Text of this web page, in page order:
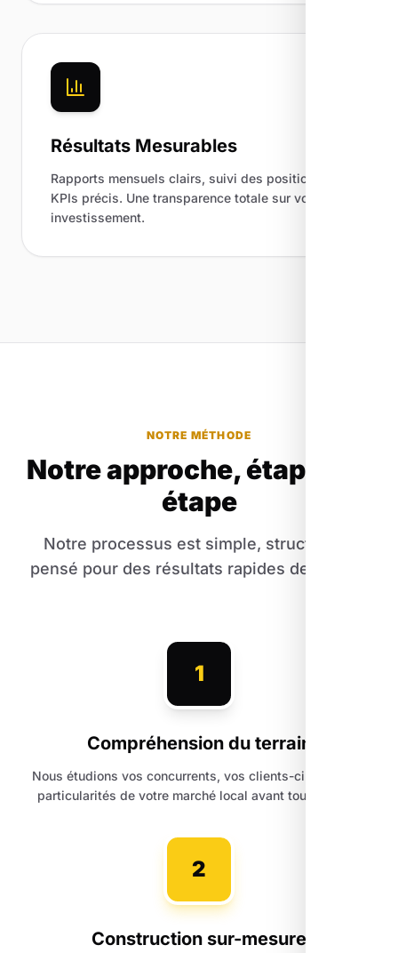
Résultats Mesurables
Rapports mensuels clairs, suivi des positions et
KPIs précis. Une transparence totale sur votre
investissement.
NOTRE MÉTHODE
Notre approche, étape par
étape
Notre processus est simple, structuré et
pensé pour des résultats rapides de Gilette.
1
Compréhension du terrain
Nous étudions vos concurrents, vos clients-cibles et les
particularités de votre marché local avant toute action.
2
Construction sur-mesure